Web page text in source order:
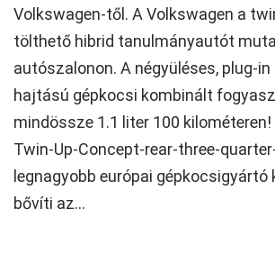
Volkswagen-től. A Volkswagen a
tölthető hibrid tanulmányautót
autószalonon. A négyüléses, plug-in
hajtású gépkocsi kombinált
mindössze 1.1 liter 100
Twin-Up-Concept-rear-three-
legnagyobb európai gépkocsigyártó
bővíti az...